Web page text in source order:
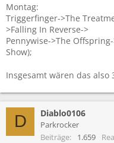
Montag:
Triggerfinger->The
>Falling In Reverse->
Pennywise->The
Show);
Insgesamt wären das also
D Diablo0106
Parkrocker
Beiträge
1.659